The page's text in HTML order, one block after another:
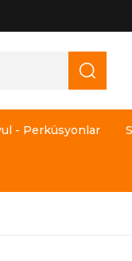
- Perküsyonlar